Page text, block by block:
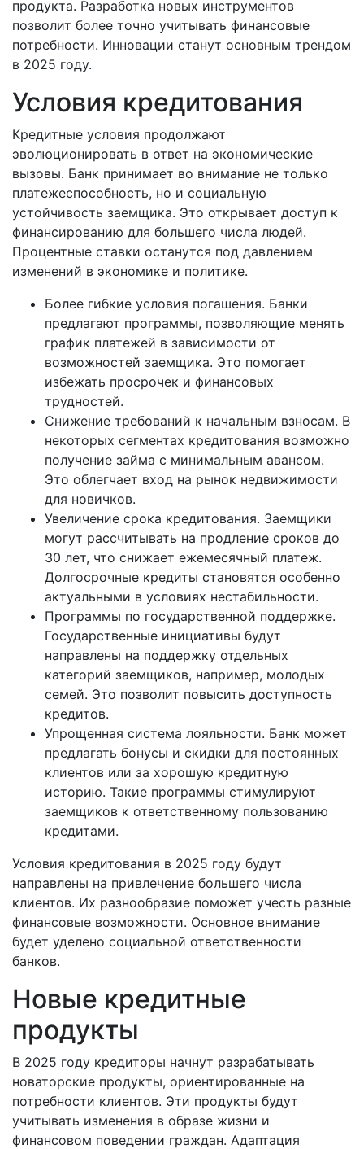
продукта. Разработка новых инструментов
позволит более точно учитывать финансовые
потребности. Инновации станут основным трендом
в 2025 году.
Условия кредитования
Кредитные условия продолжают
эволюционировать в ответ на экономические
вызовы. Банк принимает во внимание не только
платежеспособность, но и социальную
устойчивость заемщика. Это открывает доступ к
финансированию для большего числа людей.
Процентные ставки останутся под давлением
изменений в экономике и политике.
Более гибкие условия погашения. Банки
предлагают программы, позволяющие менять
график платежей в зависимости от
возможностей заемщика. Это помогает
избежать просрочек и финансовых
трудностей.
Снижение требований к начальным взносам. В
некоторых сегментах кредитования возможно
получение займа с минимальным авансом.
Это облегчает вход на рынок недвижимости
для новичков.
Увеличение срока кредитования. Заемщики
могут рассчитывать на продление сроков до
30 лет, что снижает ежемесячный платеж.
Долгосрочные кредиты становятся особенно
актуальными в условиях нестабильности.
Программы по государственной поддержке.
Государственные инициативы будут
направлены на поддержку отдельных
категорий заемщиков, например, молодых
семей. Это позволит повысить доступность
кредитов.
Упрощенная система лояльности. Банк может
предлагать бонусы и скидки для постоянных
клиентов или за хорошую кредитную
историю. Такие программы стимулируют
заемщиков к ответственному пользованию
кредитами.
Условия кредитования в 2025 году будут
направлены на привлечение большего числа
клиентов. Их разнообразие поможет учесть разные
финансовые возможности. Основное внимание
будет уделено социальной ответственности
банков.
Новые кредитные
продукты
В 2025 году кредиторы начнут разрабатывать
новаторские продукты, ориентированные на
потребности клиентов. Эти продукты будут
учитывать изменения в образе жизни и
финансовом поведении граждан. Адаптация